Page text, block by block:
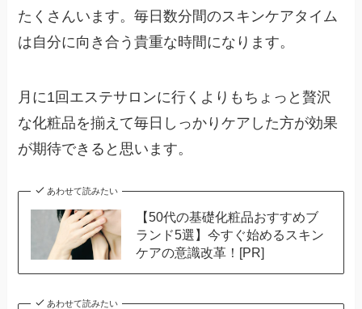
たくさんいます。毎日数分間のスキンケアタイム
は自分に向き合う貴重な時間になります。
月に1回エステサロンに行くよりもちょっと贅沢
な化粧品を揃えて毎日しっかりケアした方が効果
が期待できると思います。
あわせて読みたい
【50代の基礎化粧品おすすめブ
ランド5選】今すぐ始めるスキン
ケアの意識改革！[PR]
あわせて読みたい